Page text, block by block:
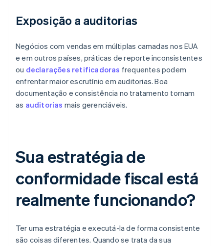
Exposição a auditorias
Negócios com vendas em múltiplas camadas nos EUA
e em outros países, práticas de reporte inconsistentes
ou declarações retificadoras frequentes podem
enfrentar maior escrutínio em auditorias. Boa
documentação e consistência no tratamento tornam
as auditorias mais gerenciáveis.
Sua estratégia de
conformidade fiscal está
realmente funcionando?
Ter uma estratégia e executá-la de forma consistente
são coisas diferentes. Quando se trata da sua